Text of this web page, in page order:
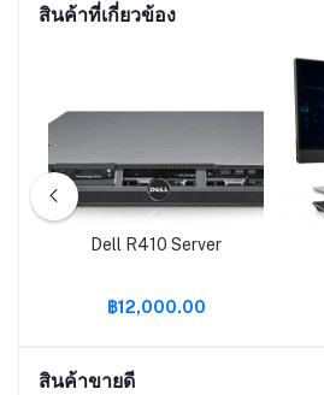
สินค้าที่เกี่ยวข้อง
Dell R410 Server
฿12,000.00
สินค้าขายดี